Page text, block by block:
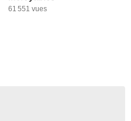
61 551 vues